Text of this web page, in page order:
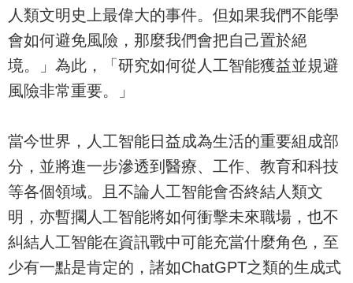
人類文明史上最偉大的事件。但如果我們不能學
會如何避免風險，那麼我們會把自己置於絕
境。」為此，「研究如何從人工智能獲益並規避
風險非常重要。」
當今世界，人工智能日益成為生活的重要組成部
分，並將進一步滲透到醫療、工作、教育和科技
等各個領域。且不論人工智能會否終結人類文
明，亦暫擱人工智能將如何衝擊未來職場，也不
糾結人工智能在資訊戰中可能充當什麼角色，至
少有一點是肯定的，諸如ChatGPT之類的生成式